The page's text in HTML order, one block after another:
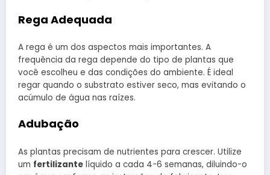
Rega Adequada
A rega é um dos aspectos mais importantes. A
frequência da rega depende do tipo de plantas que
você escolheu e das condições do ambiente. É ideal
regar quando o substrato estiver seco, mas evitando o
acúmulo de água nas raízes.
Adubação
As plantas precisam de nutrientes para crescer. Utilize
um fertilizante líquido a cada 4-6 semanas, diluindo-o